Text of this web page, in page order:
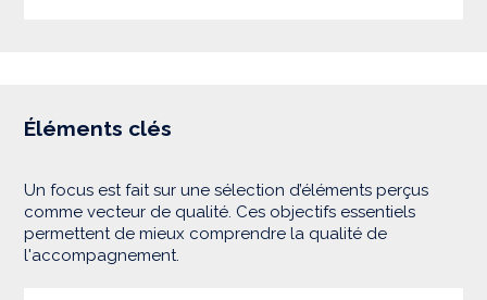
Éléments clés
Un focus est fait sur une sélection d’éléments perçus
comme vecteur de qualité. Ces objectifs essentiels
permettent de mieux comprendre la qualité de
l'accompagnement.